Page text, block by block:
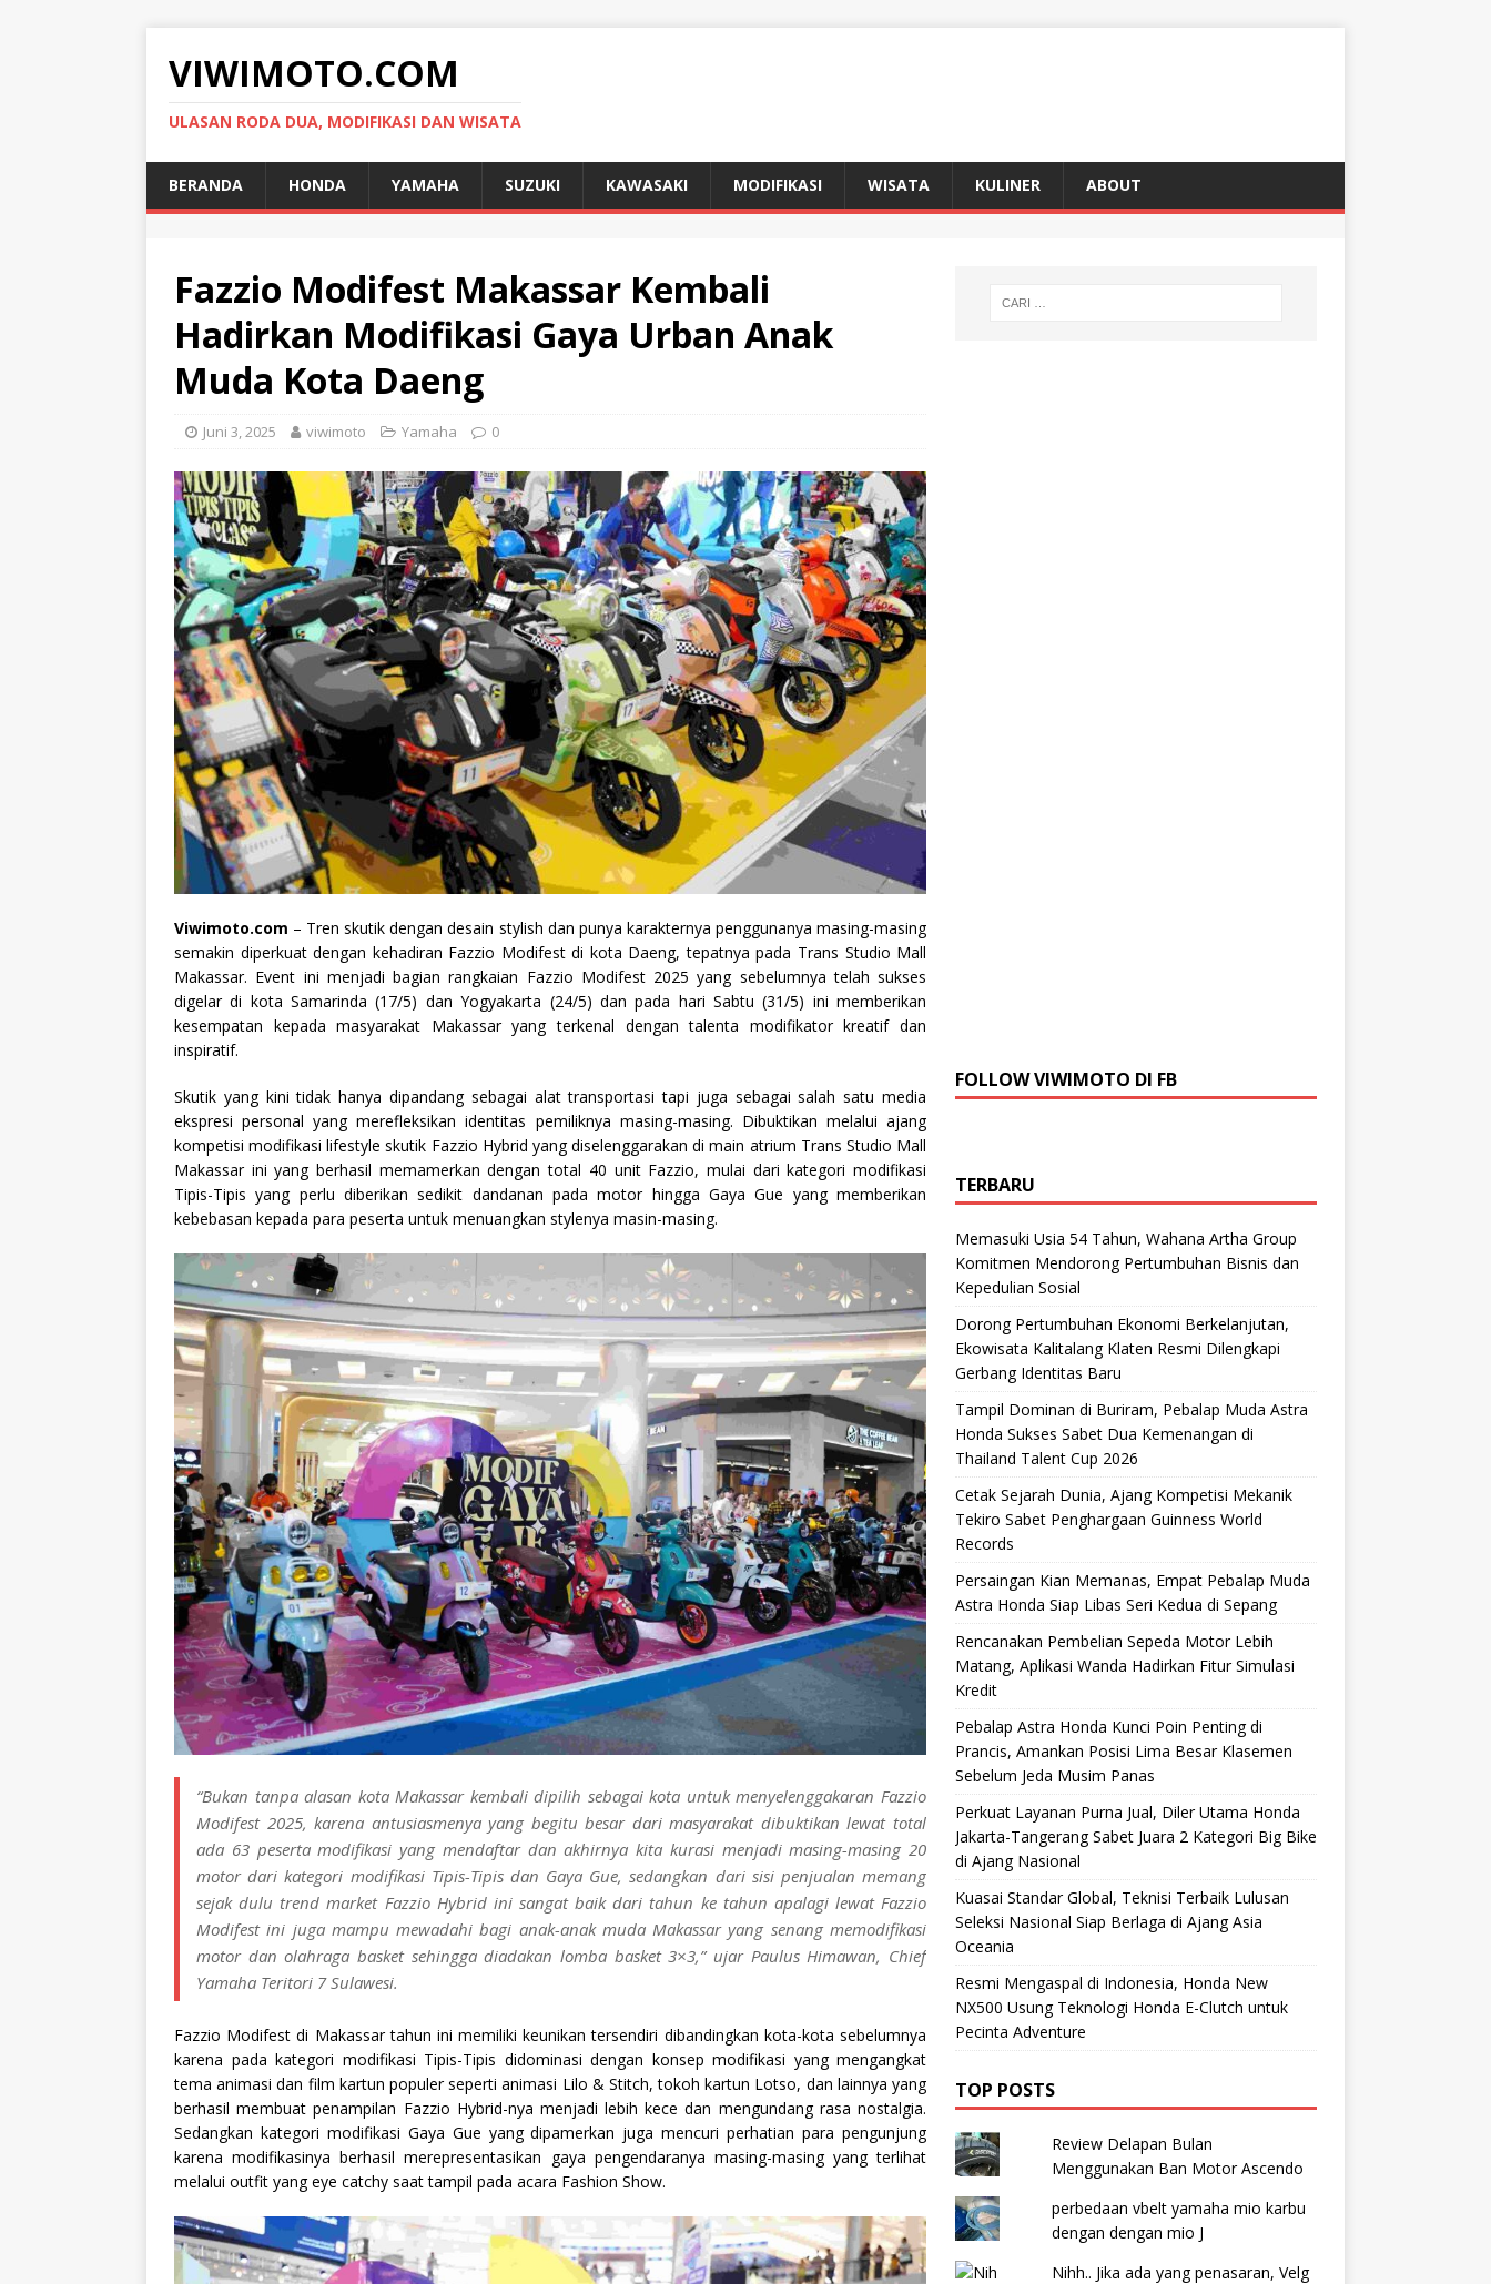
VIWIMOTO.COM
ULASAN RODA DUA, MODIFIKASI DAN WISATA
BERANDA HONDA YAMAHA SUZUKI KAWASAKI MODIFIKASI WISATA KULINER ABOUT
Fazzio Modifest Makassar Kembali
Hadirkan Modifikasi Gaya Urban Anak
Muda Kota Daeng
Juni 3, 2025 viwimoto Yamaha 0
Viwimoto.com – Tren skutik dengan desain stylish dan punya karakternya penggunanya masing-masing
semakin diperkuat dengan kehadiran Fazzio Modifest di kota Daeng, tepatnya pada Trans Studio Mall
Makassar. Event ini menjadi bagian rangkaian Fazzio Modifest 2025 yang sebelumnya telah sukses
digelar di kota Samarinda (17/5) dan Yogyakarta (24/5) dan pada hari Sabtu (31/5) ini memberikan
kesempatan kepada masyarakat Makassar yang terkenal dengan talenta modifikator kreatif dan
inspiratif.
Skutik yang kini tidak hanya dipandang sebagai alat transportasi tapi juga sebagai salah satu media
ekspresi personal yang merefleksikan identitas pemiliknya masing-masing. Dibuktikan melalui ajang
kompetisi modifikasi lifestyle skutik Fazzio Hybrid yang diselenggarakan di main atrium Trans Studio Mall
Makassar ini yang berhasil memamerkan dengan total 40 unit Fazzio, mulai dari kategori modifikasi
Tipis-Tipis yang perlu diberikan sedikit dandanan pada motor hingga Gaya Gue yang memberikan
kebebasan kepada para peserta untuk menuangkan stylenya masin-masing.
“Bukan tanpa alasan kota Makassar kembali dipilih sebagai kota untuk menyelenggakaran Fazzio
Modifest 2025, karena antusiasmenya yang begitu besar dari masyarakat dibuktikan lewat total
ada 63 peserta modifikasi yang mendaftar dan akhirnya kita kurasi menjadi masing-masing 20
motor dari kategori modifikasi Tipis-Tipis dan Gaya Gue, sedangkan dari sisi penjualan memang
sejak dulu trend market Fazzio Hybrid ini sangat baik dari tahun ke tahun apalagi lewat Fazzio
Modifest ini juga mampu mewadahi bagi anak-anak muda Makassar yang senang memodifikasi
motor dan olahraga basket sehingga diadakan lomba basket 3×3,” ujar Paulus Himawan, Chief
Yamaha Teritori 7 Sulawesi.
Fazzio Modifest di Makassar tahun ini memiliki keunikan tersendiri dibandingkan kota-kota sebelumnya
karena pada kategori modifikasi Tipis-Tipis didominasi dengan konsep modifikasi yang mengangkat
tema animasi dan film kartun populer seperti animasi Lilo & Stitch, tokoh kartun Lotso, dan lainnya yang
berhasil membuat penampilan Fazzio Hybrid-nya menjadi lebih kece dan mengundang rasa nostalgia.
Sedangkan kategori modifikasi Gaya Gue yang dipamerkan juga mencuri perhatian para pengunjung
karena modifikasinya berhasil merepresentasikan gaya pengendaranya masing-masing yang terlihat
melalui outfit yang eye catchy saat tampil pada acara Fashion Show.
FOLLOW VIWIMOTO DI FB
TERBARU
Memasuki Usia 54 Tahun, Wahana Artha Group
Komitmen Mendorong Pertumbuhan Bisnis dan
Kepedulian Sosial
Dorong Pertumbuhan Ekonomi Berkelanjutan,
Ekowisata Kalitalang Klaten Resmi Dilengkapi
Gerbang Identitas Baru
Tampil Dominan di Buriram, Pebalap Muda Astra
Honda Sukses Sabet Dua Kemenangan di
Thailand Talent Cup 2026
Cetak Sejarah Dunia, Ajang Kompetisi Mekanik
Tekiro Sabet Penghargaan Guinness World
Records
Persaingan Kian Memanas, Empat Pebalap Muda
Astra Honda Siap Libas Seri Kedua di Sepang
Rencanakan Pembelian Sepeda Motor Lebih
Matang, Aplikasi Wanda Hadirkan Fitur Simulasi
Kredit
Pebalap Astra Honda Kunci Poin Penting di
Prancis, Amankan Posisi Lima Besar Klasemen
Sebelum Jeda Musim Panas
Perkuat Layanan Purna Jual, Diler Utama Honda
Jakarta-Tangerang Sabet Juara 2 Kategori Big Bike
di Ajang Nasional
Kuasai Standar Global, Teknisi Terbaik Lulusan
Seleksi Nasional Siap Berlaga di Ajang Asia
Oceania
Resmi Mengaspal di Indonesia, Honda New
NX500 Usung Teknologi Honda E-Clutch untuk
Pecinta Adventure
TOP POSTS
Review Delapan Bulan
Menggunakan Ban Motor Ascendo
perbedaan vbelt yamaha mio karbu
dengan dengan mio J
Nihh.. Jika ada yang penasaran, Velg